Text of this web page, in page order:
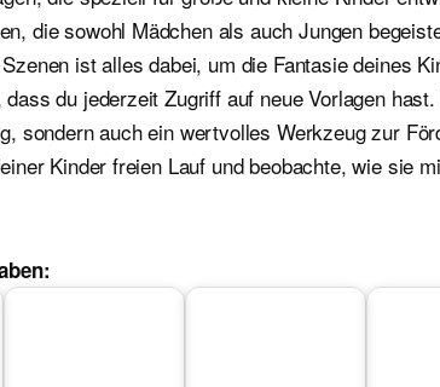
die sowohl Mädchen als auch Jungen
ist alles dabei, um die Fantasie deines
du jederzeit Zugriff auf neue Vorlagen
sondern auch ein wertvolles Werkzeug zur
Kinder freien Lauf und beobachte, wie sie